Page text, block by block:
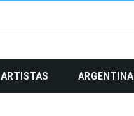
ARTISTAS ARGENTINA